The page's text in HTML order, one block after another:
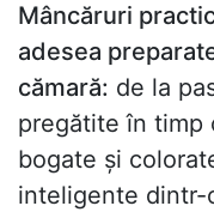
Mâncăruri
adesea
cămară: de la
pregătite în timp
bogate și
inteligente dintr-